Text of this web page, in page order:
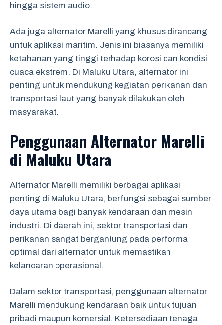
hingga sistem audio.
Ada juga alternator Marelli yang khusus dirancang
untuk aplikasi maritim. Jenis ini biasanya memiliki
ketahanan yang tinggi terhadap korosi dan kondisi
cuaca ekstrem. Di Maluku Utara, alternator ini
penting untuk mendukung kegiatan perikanan dan
transportasi laut yang banyak dilakukan oleh
masyarakat.
Penggunaan Alternator Marelli
di Maluku Utara
Alternator Marelli memiliki berbagai aplikasi
penting di Maluku Utara, berfungsi sebagai sumber
daya utama bagi banyak kendaraan dan mesin
industri. Di daerah ini, sektor transportasi dan
perikanan sangat bergantung pada performa
optimal dari alternator untuk memastikan
kelancaran operasional.
Dalam sektor transportasi, penggunaan alternator
Marelli mendukung kendaraan baik untuk tujuan
pribadi maupun komersial. Ketersediaan tenaga